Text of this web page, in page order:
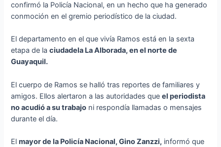
confirmó la Policía Nacional, en un hecho que ha generado
conmoción en el gremio periodístico de la ciudad.
El departamento en el que vivía Ramos está en la sexta
etapa de laciudadela La Alborada, en el norte de
Guayaquil.
El cuerpo de Ramos se halló tras reportes de familiares y
amigos. Ellos alertaron a las autoridades queel periodista
no acudió a su trabajo ni respondía llamadas o mensajes
durante el día.
Elmayor de la Policía Nacional, Gino Zanzzi, informó que